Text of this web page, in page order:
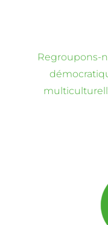
Regroupons-